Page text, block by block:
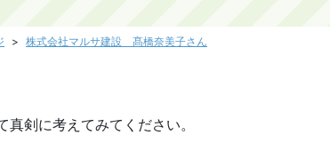
株式会社マルサ建設 髙橋奈美子さん
剣に考えてみてください。